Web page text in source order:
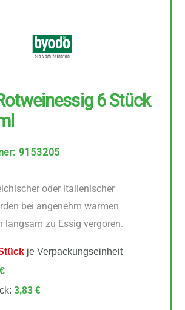
6 Stück
: 9153205
oder italienischer
bei angenehm warmen
langsam zu Essig vergoren.
je Verpackungseinheit
3,83 €